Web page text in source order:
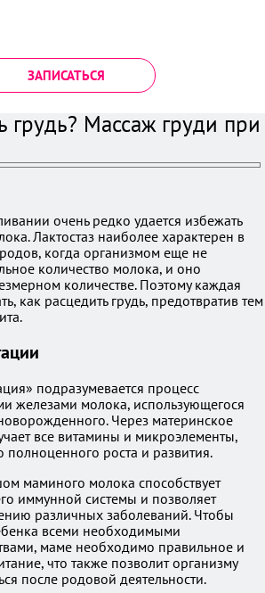
ЗАПИСАТЬСЯ
грудь? Массаж груди при
очень редко удается избежать
Лактостаз наиболее характерен в
когда организмом еще не
количество молока, и оно
количестве. Поэтому каждая
как расцедить грудь, предотвратив тем
подразумевается процесс
железами молока, использующегося
Через материнское
все витамины и микроэлементы,
роста и развития.
маминого молока способствует
иммунной системы и позволяет
различных заболеваний. Чтобы
всеми необходимыми
маме необходимо правильное и
что также позволит организму
после родовой деятельности.